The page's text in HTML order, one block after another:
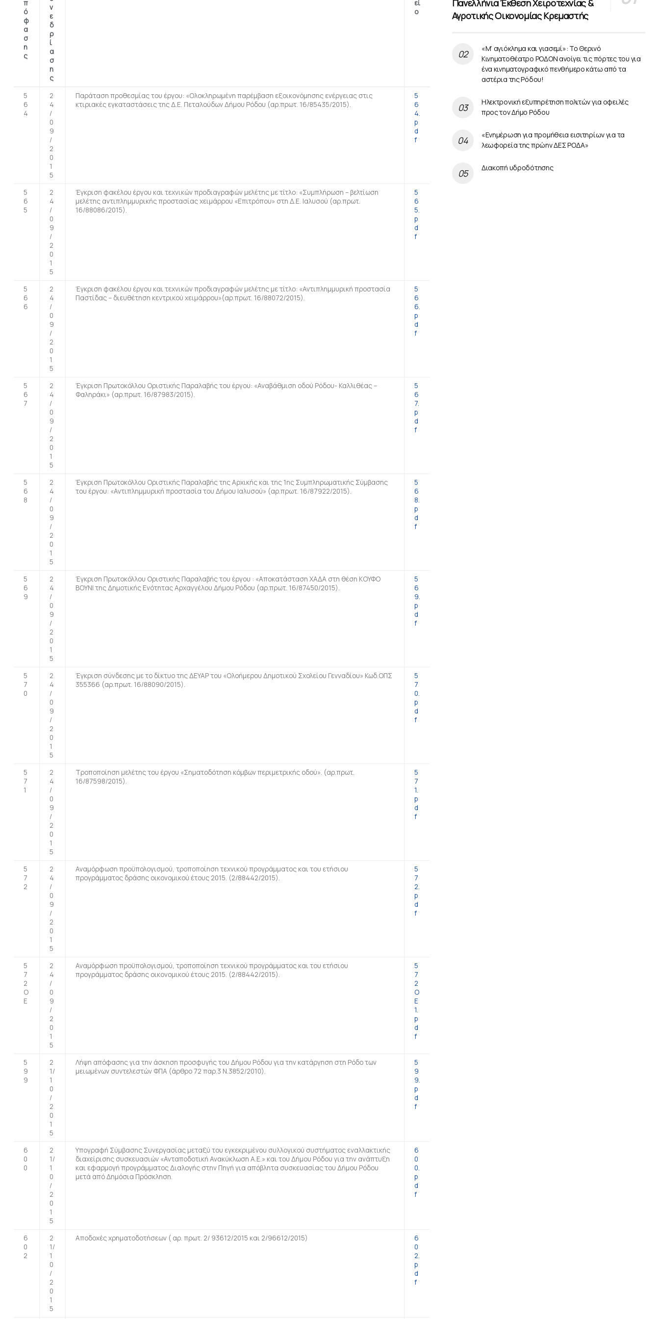
π
ό
φ
α
σ
η
ς
ν
ε
δ
ρ
ί
α
σ
η
ς
εί
ο
5
6
4
2
4
/
0
9
/
2
0
1
5
Παράταση προθεσμίας του έργου: «Ολοκληρωμένη παρέμβαση εξοικονόμησης ενέργειας στις
κτιριακές εγκαταστάσεις της Δ.Ε. Πεταλούδων Δήμου Ρόδου (αρ.πρωτ. 16/85435/2015).
5
6
4.
p
d
f
5
6
5
2
4
/
0
9
/
2
0
1
5
Έγκριση φακέλου έργου και τεχνικών προδιαγραφών μελέτης με τίτλο: «Συμπλήρωση – βελτίωση
μελέτης αντιπλημμυρικής προστασίας χειμάρρου «Επιτρόπου» στη Δ.Ε. Ιαλυσού (αρ.πρωτ.
16/88086/2015).
5
6
5.
p
d
f
5
6
6
2
4
/
0
9
/
2
0
1
5
Έγκριση φακέλου έργου και τεχνικών προδιαγραφών μελέτης με τίτλο: «Αντιπλημμυρική προστασία
Παστίδας – διευθέτηση κεντρικού χειμάρρου»(αρ.πρωτ. 16/88072/2015).
5
6
6.
p
d
f
5
6
7
2
4
/
0
9
/
2
0
1
5
Έγκριση Πρωτοκόλλου Οριστικής Παραλαβής του έργου: «Αναβάθμιση οδού Ρόδου- Καλλιθέας –
Φαληράκι» (αρ.πρωτ. 16/87983/2015).
5
6
7.
p
d
f
5
6
8
2
4
/
0
9
/
2
0
1
5
Έγκριση Πρωτοκόλλου Οριστικής Παραλαβής της Αρχικής και της 1ης Συμπληρωματικής Σύμβασης
του έργου: «Αντιπλημμυρική προστασία του Δήμου Ιαλυσού» (αρ.πρωτ. 16/87922/2015).
5
6
8.
p
d
f
5
6
9
2
4
/
0
9
/
2
0
1
5
Έγκριση Πρωτοκόλλου Οριστικής Παραλαβής του έργου : «Αποκατάσταση ΧΑΔΑ στη θέση ΚΟΥΦΟ
ΒΟΥΝΙ της Δημοτικής Ενότητας Αρχαγγέλου Δήμου Ρόδου (αρ.πρωτ. 16/87450/2015).
5
6
9.
p
d
f
5
7
0
2
4
/
0
9
/
2
0
1
5
Έγκριση σύνδεσης με το δίκτυο της ΔΕΥΑΡ του «Ολοήμερου Δημοτικού Σχολείου Γενναδίου» Κωδ.ΟΠΣ
355366 (αρ.πρωτ. 16/88090/2015).
5
7
0.
p
d
f
5
7
1
2
4
/
0
9
/
2
0
1
5
Τροποποίηση μελέτης του έργου «Σηματοδότηση κόμβων περιμετρικής οδού». (αρ.πρωτ.
16/87598/2015).
5
7
1.
p
d
f
5
7
2
2
4
/
0
9
/
2
0
1
5
Αναμόρφωση προϋπολογισμού, τροποποίηση τεχνικού προγράμματος και του ετήσιου
προγράμματος δράσης οικονομικού έτους 2015. (2/88442/2015).
5
7
2.
p
d
f
5
7
2
O
E
2
4
/
0
9
/
2
0
1
5
Αναμόρφωση προϋπολογισμού, τροποποίηση τεχνικού προγράμματος και του ετήσιου
προγράμματος δράσης οικονομικού έτους 2015. (2/88442/2015).
5
7
2
O
E
1.
p
d
f
5
9
9
2
1/
1
0
/
2
0
1
5
Λήψη απόφασης για την άσκηση προσφυγής του Δήμου Ρόδου για την κατάργηση στη Ρόδο των
μειωμένων συντελεστών ΦΠΑ (άρθρο 72 παρ.3 Ν.3852/2010).
5
9
9.
p
d
f
6
0
0
2
1/
1
0
/
2
0
1
5
Υπογραφή Σύμβασης Συνεργασίας μεταξύ του εγκεκριμένου συλλογικού συστήματος εναλλακτικής
διαχείρισης συσκευασιών «Ανταποδοτική Ανακύκλωση Α.Ε.» και του Δήμου Ρόδου για την ανάπτυξη
και εφαρμογή προγράμματος Διαλογής στην Πηγή για απόβλητα συσκευασίας του Δήμου Ρόδου
μετά από Δημόσια Πρόσκληση.
6
0
0.
p
d
f
6
0
2
2
1/
1
0
/
2
0
1
5
Αποδοχές χρηματοδοτήσεων ( αρ. πρωτ. 2/ 93612/2015 και 2/96612/2015)
6
0
2.
p
d
f
Πανελλήνια Έκθεση Χειροτεχνίας &
Αγροτικής Οικονομίας Κρεμαστής
«Μ’ αγιόκλημα και γιασεμί»: Το Θερινό
Κινηματοθέατρο ΡΟΔΟΝ ανοίγει τις πόρτες του για
ένα κινηματογραφικό πενθήμερο κάτω από τα
αστέρια της Ρόδου!
Ηλεκτρονική εξυπηρέτηση πολιτών για οφειλές
προς τον Δήμο Ρόδου
«Ενημέρωση για προμήθεια εισιτηρίων για τα
λεωφορεία της πρώην ΔΕΣ ΡΟΔΑ»
Διακοπή υδροδότησης